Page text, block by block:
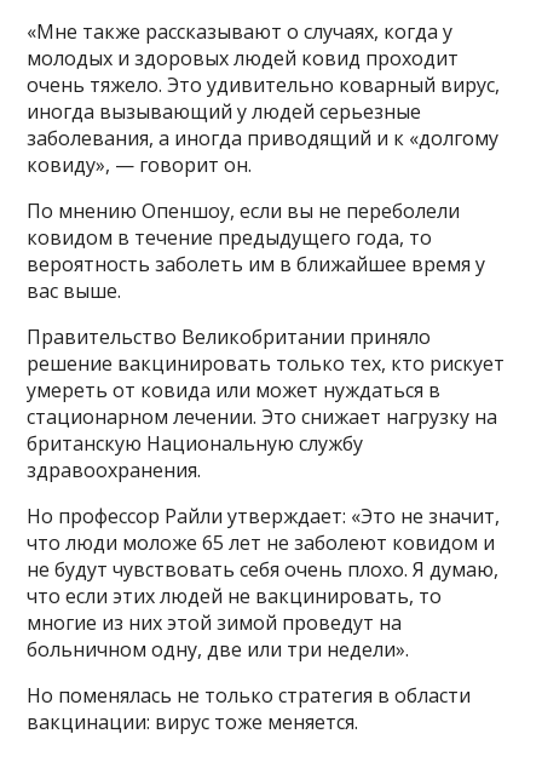
«Мне также рассказывают о случаях, когда у
молодых и здоровых людей ковид проходит
очень тяжело. Это удивительно коварный вирус,
иногда вызывающий у людей серьезные
заболевания, а иногда приводящий и к «долгому
ковиду», — говорит он.
По мнению Опеншоу, если вы не переболели
ковидом в течение предыдущего года, то
вероятность заболеть им в ближайшее время у
вас выше.
Правительство Великобритании приняло
решение вакцинировать только тех, кто рискует
умереть от ковида или может нуждаться в
стационарном лечении. Это снижает нагрузку на
британскую Национальную службу
здравоохранения.
Но профессор Райли утверждает: «Это не значит,
что люди моложе 65 лет не заболеют ковидом и
не будут чувствовать себя очень плохо. Я думаю,
что если этих людей не вакцинировать, то
многие из них этой зимой проведут на
больничном одну, две или три недели».
Но поменялась не только стратегия в области
вакцинации: вирус тоже меняется.